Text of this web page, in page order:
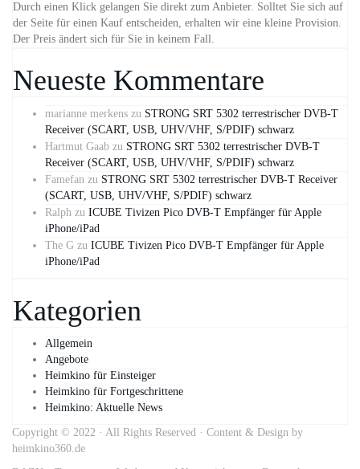
Durch einen Klick gelangen Sie direkt zum Anbieter. Solltet Sie sich auf
der Seite für einen Kauf entscheiden, erhalten wir eine kleine Provision.
Der Preis ändert sich für Sie in keinem Fall.
Neueste Kommentare
marianne merkens zu STRONG SRT 5302 terrestrischer DVB-T
Receiver (SCART, USB, UHV/VHF, S/PDIF) schwarz
Hartmut Gaab zu STRONG SRT 5302 terrestrischer DVB-T
Receiver (SCART, USB, UHV/VHF, S/PDIF) schwarz
Famefan zu STRONG SRT 5302 terrestrischer DVB-T Receiver
(SCART, USB, UHV/VHF, S/PDIF) schwarz
Ralph zu ICUBE Tivizen Pico DVB-T Empfänger für Apple
iPhone/iPad
The G zu ICUBE Tivizen Pico DVB-T Empfänger für Apple
iPhone/iPad
Kategorien
Allgemein
Angebote
Heimkino für Einsteiger
Heimkino für Fortgeschrittene
Heimkino: Aktuelle News
Copyright © 2022 · All Rights Reserved · Content & Design by
heimkino360.de